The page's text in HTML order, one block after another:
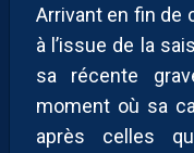
Arrivant en fin de
à l’issue de la
sa récente
moment où sa
après celles